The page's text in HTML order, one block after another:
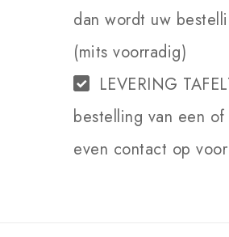
dan wordt uw
(mits voorradig)
LEVERING
bestelling van een
even contact op